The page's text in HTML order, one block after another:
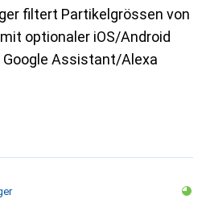
filtert Partikelgrössen von
optionaler iOS/Android
Assistant/Alexa